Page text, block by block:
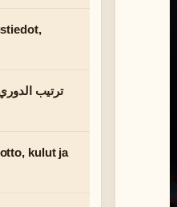
kulut ja